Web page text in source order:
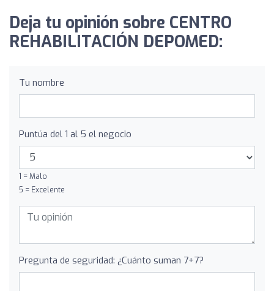
Deja tu opinión sobre CENTRO
REHABILITACIÓN DEPOMED:
Tu nombre
Puntúa del 1 al 5 el negocio
1 = Malo
5 = Excelente
Pregunta de seguridad: ¿Cuánto suman 7+7?